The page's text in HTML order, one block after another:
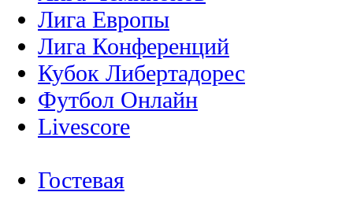
Лига Европы
Лига Конференций
Кубок Либертадорес
Футбол Онлайн
Livescore
Гостевая